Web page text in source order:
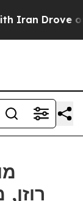
Drove oil